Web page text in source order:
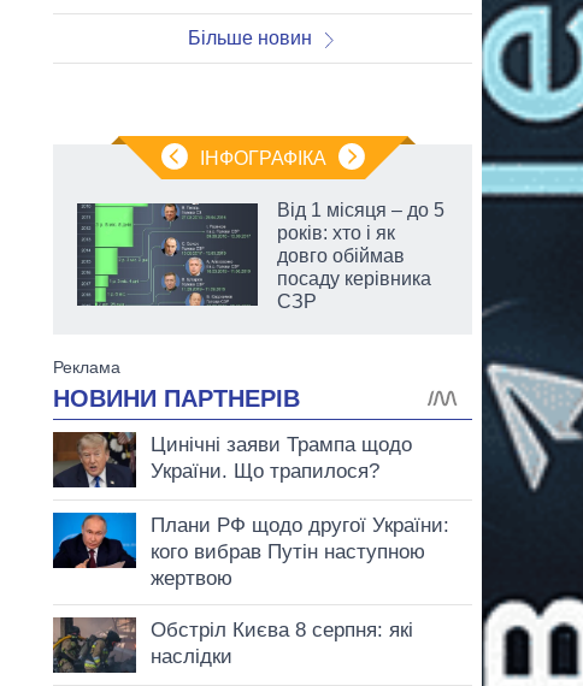
Більше новин
ІНФОГРАФІКА
Від 1 місяця – до 5
років: хто і як
довго обіймав
посаду керівника
СЗР